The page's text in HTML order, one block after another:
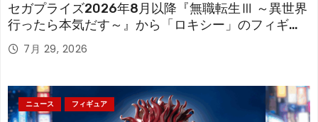
セガプライズ2026年8月以降『無職転生Ⅲ ～異世界
行ったら本気だす～』から「ロキシー」のフィギュ
アが登場！
7月 29, 2026
ニュース フィギュア